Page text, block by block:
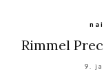
Rimmel
9.